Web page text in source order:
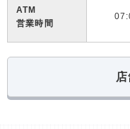
ATM
営業時間